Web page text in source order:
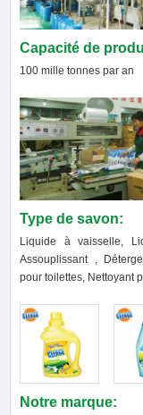
Capacité de
100 mille tonnes par an
Type de savon:
Liquide à vaisselle,
Assouplissant ,
pour toilettes, Nettoyant
Notre marque: